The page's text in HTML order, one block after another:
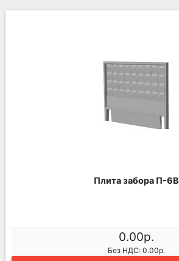
Плита забора П-6В
0.00р.
Без НДС: 0.00р.